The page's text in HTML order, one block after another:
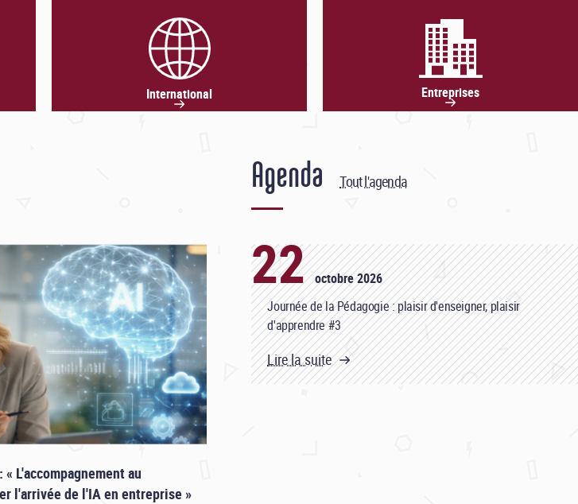
International Entreprises
L'accompagnement au
l'arrivée de l'IA en entreprise »
Agenda Tout l'agenda
22 octobre 2026
Journée de la Pédagogie : plaisir d'enseigner, plaisir
d'apprendre #3
Lire la suite